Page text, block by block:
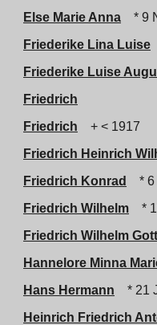
Else Marie Anna
* 9
Friederike Lina Luise
Friederike Luise
Friedrich
Friedrich
+ < 1917
Friedrich Heinrich
Friedrich Konrad
*
Friedrich Wilhelm
*
Friedrich Wilhelm
Hannelore Minna
Hans Hermann
* 21
Heinrich Friedrich